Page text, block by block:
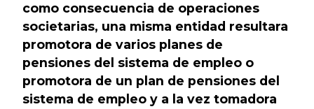
como consecuencia de operaciones
societarias, una misma entidad resultara
promotora de varios planes de
pensiones del sistema de empleo o
promotora de un plan de pensiones del
sistema de empleo y a la vez tomadora